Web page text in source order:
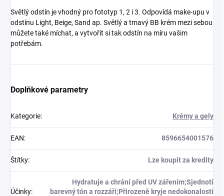
Světlý odstín je vhodný pro fototyp 1, 2 i 3. Odpovídá make-upu v
odstínu Light, Beige, Sand ap. Světlý a tmavý BB krém mezi sebou
můžete také míchat, a vytvořit si tak odstín na míru vašim
potřebám.
Doplňkové parametry
Kategorie: Krémy a gely
EAN: 8596654001576
Štítky: Lze koupit za kredity
Účinky:
Hydratuje a chrání před UV zářením;Sjednotí
barevný tón a rozzáří;Přirozeně kryje nedokonalosti